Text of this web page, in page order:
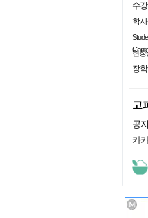
수
학
현장
장
고
공
카